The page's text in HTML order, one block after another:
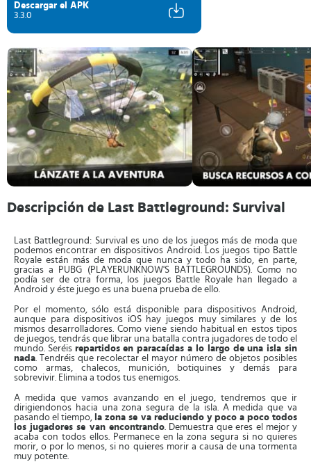
Descargar el APK
3.3.0
Descripción de Last Battleground: Survival
Last Battleground: Survival es uno de los juegos más de moda que
podemos encontrar en dispositivos Android. Los juegos tipo Battle
Royale están más de moda que nunca y todo ha sido, en parte,
gracias a PUBG (PLAYERUNKNOW'S BATTLEGROUNDS). Como no
podía ser de otra forma, los juegos Battle Royale han llegado a
Android y éste juego es una buena prueba de ello.
Por el momento, sólo está disponible para dispositivos Android,
aunque para dispositivos iOS hay juegos muy similares y de los
mismos desarrolladores. Como viene siendo habitual en estos tipos
de juegos, tendrás que librar una batalla contra jugadores de todo el
mundo. Seréis repartidos en paracaídas a lo largo de una isla sin
nada. Tendréis que recolectar el mayor número de objetos posibles
como armas, chalecos, munición, botiquines y demás para
sobrevivir. Elimina a todos tus enemigos.
A medida que vamos avanzando en el juego, tendremos que ir
dirigiendonos hacia una zona segura de la isla. A medida que va
pasando el tiempo, la zona se va reduciendo y poco a poco todos
los jugadores se van encontrando. Demuestra que eres el mejor y
acaba con todos ellos. Permanece en la zona segura si no quieres
morir, o por lo menos, si no quieres morir a causa de una tormenta
muy potente.